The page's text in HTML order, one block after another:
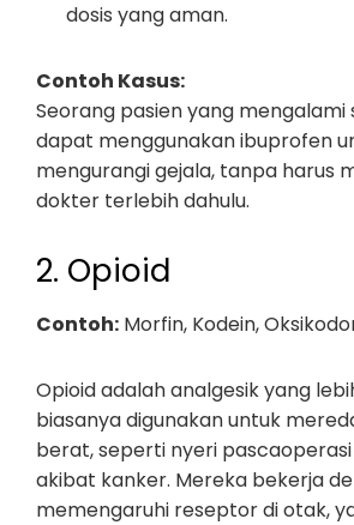
dosis yang aman.
Contoh Kasus:
Seorang pasien yang mengalami
dapat menggunakan ibuprofen
mengurangi gejala, tanpa harus
dokter terlebih dahulu.
2. Opioid
Contoh: Morfin, Kodein,
Opioid adalah analgesik yang
biasanya digunakan untuk
berat, seperti nyeri
akibat kanker. Mereka bekerja
memengaruhi reseptor di otak,